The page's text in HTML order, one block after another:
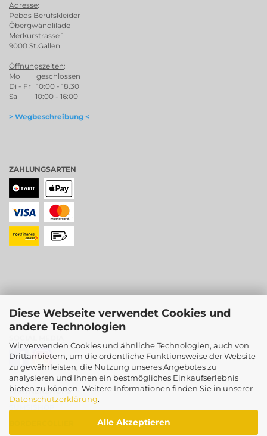
Diese Webseite verwendet Cookies und
andere Technologien
Wir verwenden Cookies und ähnliche Technologien, auch von
Drittanbietern, um die ordentliche Funktionsweise der Website
zu gewährleisten, die Nutzung unseres Angebotes zu
analysieren und Ihnen ein bestmögliches Einkaufserlebnis
bieten zu können. Weitere Informationen finden Sie in unserer
Datenschutzerklärung.
Alle Akzeptieren
Adresse:
Pebos Berufskleider
Öbergwändlilade
Merkurstrasse 1
9000 St.Gallen
Öffnungszeiten:
Mo geschlossen
Di - Fr 10:00 - 18.30
Sa 10:00 - 16:00
> Wegbeschreibung <
ZAHLUNGSARTEN
PARTNERSHOPS